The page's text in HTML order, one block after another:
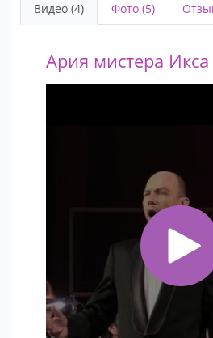
Видео (4) Фото (5)
Ария мистера Икса